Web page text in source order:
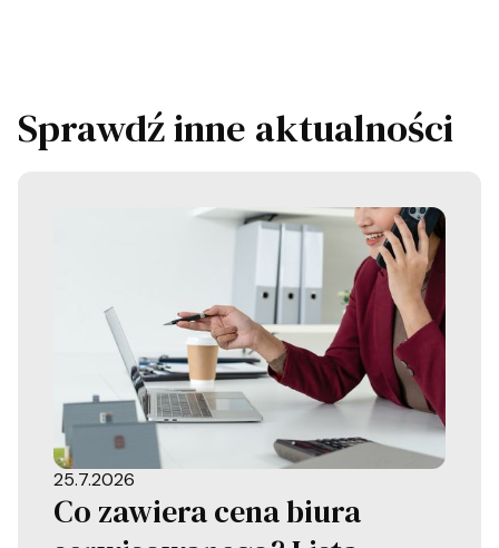
Sprawdź inne aktualności
25.7.2026
Co zawiera cena biura